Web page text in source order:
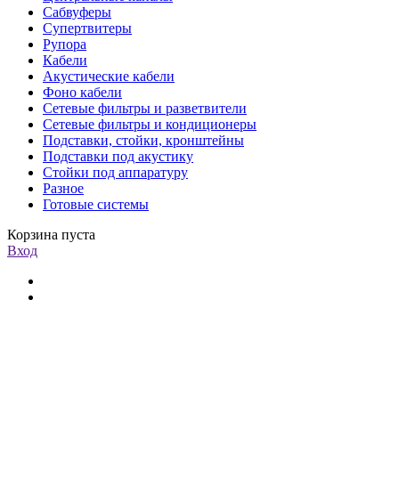
Сабвуферы
Супертвитеры
Рупора
Кабели
Акустические кабели
Фоно кабели
Сетевые фильтры и разветвители
Сетевые фильтры и кондиционеры
Подставки, стойки, кронштейны
Подставки под акустику
Стойки под аппаратуру
Разное
Готовые системы
Корзина пуста
Вход